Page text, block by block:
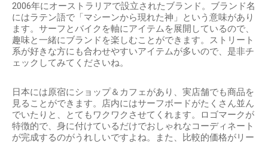
2006年にオーストラリアで設立されたブランド。ブランド名
にはラテン語で「マシーンから現れた神」という意味があり
ます。サーフとバイクを軸にアイテムを展開しているので、
趣味と一緒にブランドを楽しむことができます。ストリート
系が好きな方にも合わせやすいアイテムが多いので、是非チ
ェックしてみてくださいね。
日本には原宿にショップ＆カフェがあり、実店舗でも商品を
見ることができます。店内にはサーフボードがたくさん並ん
でいたりと、とてもワクワクさせてくれます。ロゴマークが
特徴的で、身に付けているだけでおしゃれなコーディネート
が完成するのがうれしいですよね。また、比較的価格がリー